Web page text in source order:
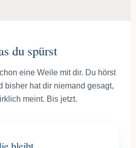
du spürst
eine Weile mit dir. Du hörst
bisher hat dir niemand gesagt,
meint. Bis jetzt.